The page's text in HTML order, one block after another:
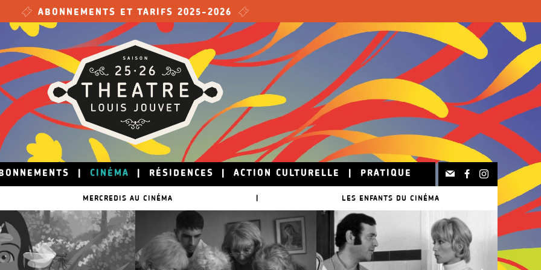
ABONNEMENTS ET TARIFS 2025-2026
CINÉMA RÉSIDENCES ACTION CULTURELLE PRATIQUE
MERCREDIS AU CINÉMA | LES ENFANTS DU CINÉMA